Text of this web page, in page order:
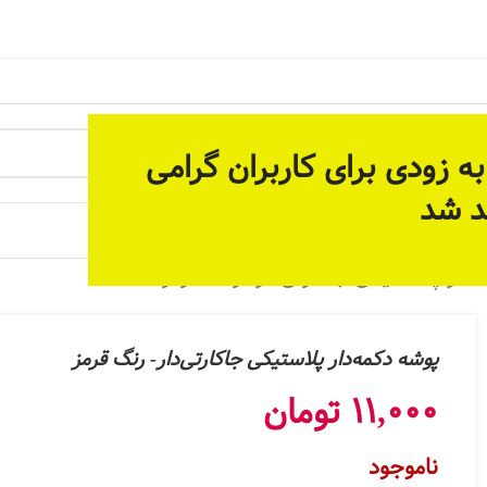
زودی برای کاربران گرامی
شد
پلاستیکی جاکارتی‌دار- رنگ قرمز
پوشه دکمه‌دار پلاستیکی جاکارتی‌دار- رنگ قرمز
11,000 تومان
ناموجود